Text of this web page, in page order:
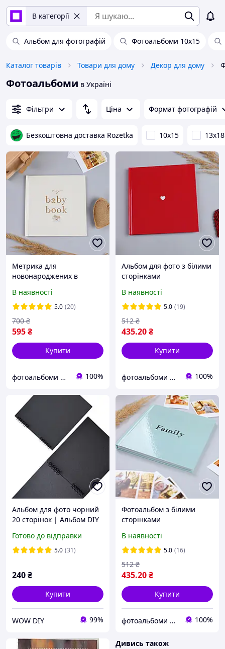
В категорії
Альбом для фотографій Фотоальбоми 10х15
Каталог товарів Товари для дому Декор для дому
Фотоальбоми в Україні
Фільтри Ціна Формат фотографій
Безкоштовна доставка Rozetka 10х15 13х18
Метрика для
новонароджених в
fotobook-0001
В наявності
5.0 (20)
595₴
700 ₴
Купити
фотоальбоми для щасливих моментів 100%
Альбом для фото з білими
сторінками
В наявності
5.0 (19)
435.20₴
512 ₴
Купити
фотоальбоми для щасливих моментів 100%
Альбом для фото чорний
20 сторінок | Альбом DIY
20×23 | Чорний
фотоальбом
Готово до відправки
5.0 (31)
240₴
Купити
WOW DIY 99%
Фотоальбом з білими
сторінками
В наявності
5.0 (16)
435.20₴
512 ₴
Купити
фотоальбоми для щасливих моментів 100%
Дивись також